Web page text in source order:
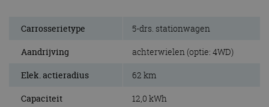
Carrosserietype 5-drs. stationwagen
Aandrijving achterwielen (optie: 4WD)
Elek. actieradius 62 km
Capaciteit 12,0 kWh